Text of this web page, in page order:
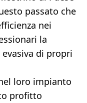
passato che
nei
la
di propri
loro impianto
profitto